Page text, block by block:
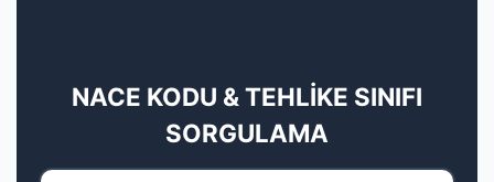
NACE KODU & TEHLİKE SINIFI
SORGULAMA